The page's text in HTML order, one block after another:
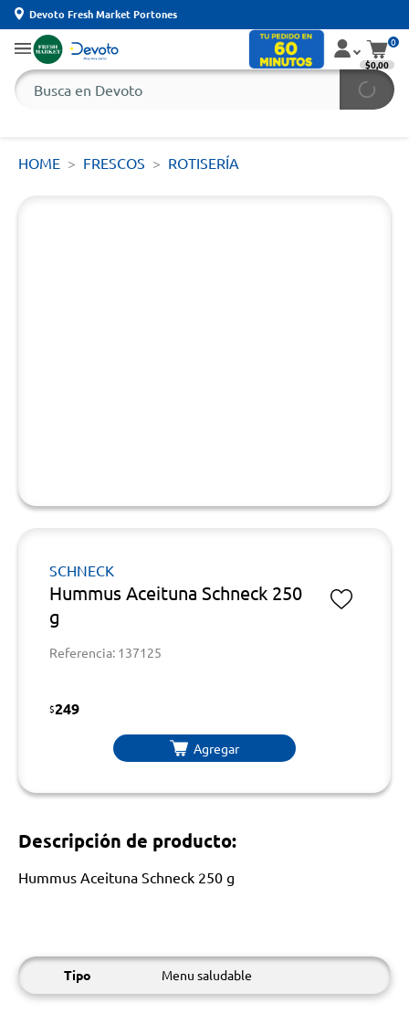
Devoto Fresh Market Portones
0
$0,00
HOME FRESCOS ROTISERÍA
SCHNECK
Hummus Aceituna Schneck 250
g
Referencia: 137125
$249
Agregar
Descripción de producto:
Hummus Aceituna Schneck 250 g
Tipo Menu saludable